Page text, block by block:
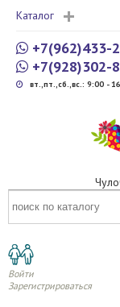
Каталог
+7(962)433-
+7(928)302-
вт.,пт.,сб.,вс.: 9:00 -
Войти
Зарегистрироваться